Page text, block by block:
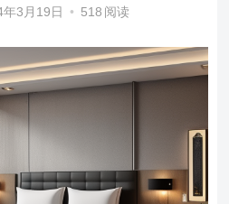
年3月19日 • 518 阅读